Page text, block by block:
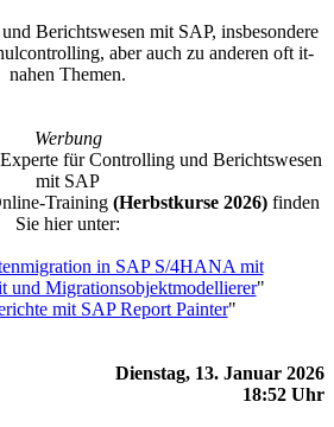
Berichtswesen mit SAP, insbesondere
aber auch zu anderen oft it-
nahen Themen.
Werbung
für Controlling und Berichtswesen
mit SAP
Training (Herbstkurse 2026) finden
Sie hier unter:
in SAP S/4HANA mit
und Migrationsobjektmodellierer"
mit SAP Report Painter"
Dienstag, 13. Januar 2026
18:52 Uhr